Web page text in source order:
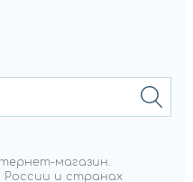
магазин.
России и странах